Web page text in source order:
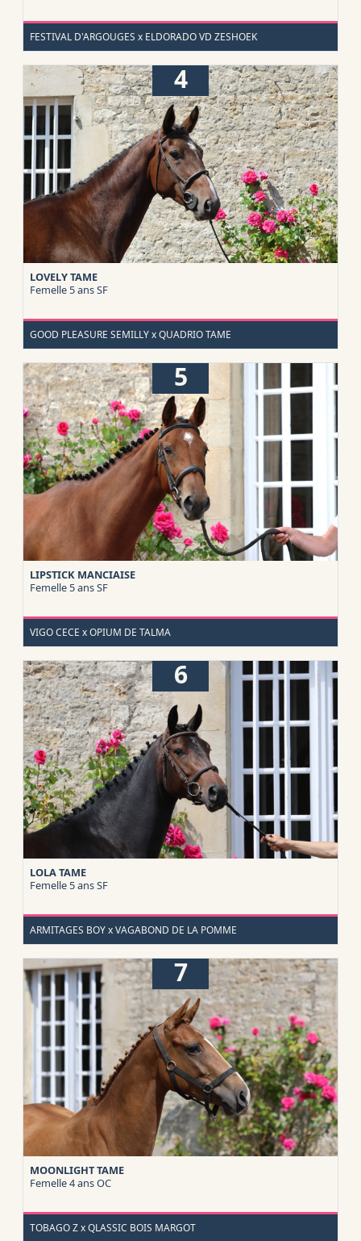
FESTIVAL D'ARGOUGES x ELDORADO VD ZESHOEK
4
LOVELY TAME
Femelle 5 ansSF
GOOD PLEASURE SEMILLY x QUADRIO TAME
5
LIPSTICK MANCIAISE
Femelle 5 ansSF
VIGO CECE x OPIUM DE TALMA
6
LOLA TAME
Femelle 5 ansSF
ARMITAGES BOY x VAGABOND DE LA POMME
7
MOONLIGHT TAME
Femelle 4 ansOC
TOBAGO Z x QLASSIC BOIS MARGOT